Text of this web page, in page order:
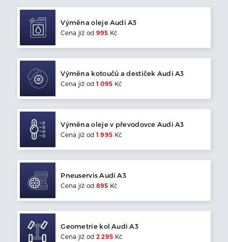
Výměna olejeAudi A3
Cena jíž od 995 Kč
Výměna kotoučů a destiček Audi A3
Cena jíž od 1 095 Kč
Výměna oleje v převodovce Audi A3
Cena jíž od 1 995 Kč
Pneuservis Audi A3
Cena jíž od 895 Kč
Geometrie kol Audi A3
Cena jíž od 2 295 Kč